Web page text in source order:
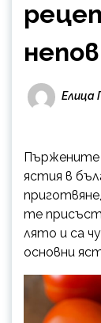
Елица
Пържените
ястия в
те
лято и са
основни